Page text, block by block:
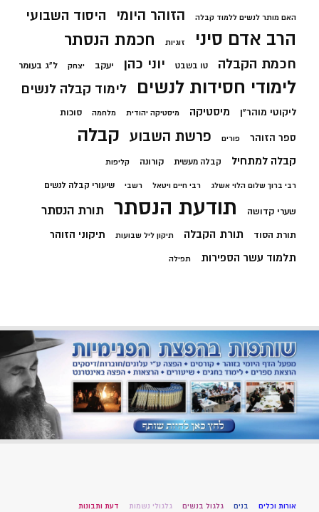
האם מותר לנשים ללמוד קבלה הזוהר היומי היסוד השבועי
הרב אדם סיני זוגיות חכמת הנסתר
חכמת הקבלה טו בשבט יוני כהן יעקב יצחק ל"ג בעומר
לימודי חסידות לנשים לימוד קבלה לנשים
ליקוטי מוהר"ן מיסטיקה מיסטיקה יהודית מלחמה סוכות
ספר הזוהר פורים פרשת השבוע קבלה
קבלה למתחיל קבלה מעשית קורונה קליפות
רבי ברוך שלום הלוי אשלג רבי חיים ויטאל רשבי שיעורי קבלה לנשים
שערי קדושה תודעת הנסתר תורת הנסתר
תורת הסוד תורת הקבלה תיקון ליל שבועות תיקוני הזוהר
תלמוד עשר הספירות תפילה
אורות וכלים בנים גלגול בנשים גלגולי נשמות דעת ותבונות